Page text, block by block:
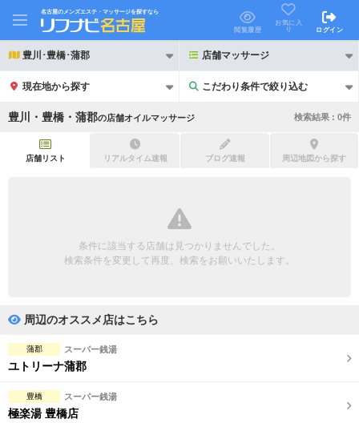
名古屋のメンズエステ・マッサージを探すなら
閲覧履歴
お気に入
り
ログイン
豊川･豊橋･蒲郡 店舗マッサージ
現在地から探す こだわり条件で絞り込む
こだわり条件で絞り込む
完全個室
ペアルームあり
豊川・豊橋・蒲郡の店舗オイルマッサージ 検索結果 : 0件
店舗リスト リアルタイム速報 ブログ速報 周辺地図から探す
条件に該当する店舗は見つかりませんでした。
検索条件を変更して再度、検索をお願いいたします。
周辺のオススメ店はこちら
蒲郡 スーパー銭湯
ユトリーナ蒲郡
豊橋 スーパー銭湯
極楽湯 豊橋店